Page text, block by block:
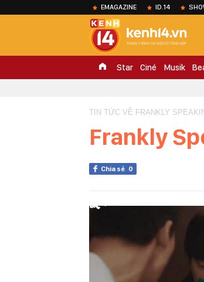
EMAGAZINE ID.14
Star Ciné Musik
TIN TỨC VỀ FRANKLY
Frankly
Chia sẻ 0